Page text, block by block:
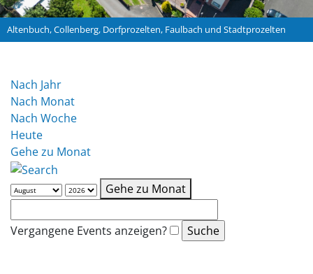
Altenbuch, Collenberg, Dorfprozelten, Faulbach und Stadtprozelten
Nach Jahr
Nach Monat
Nach Woche
Heute
Gehe zu Monat
Gehe zu Monat
Vergangene Events anzeigen?